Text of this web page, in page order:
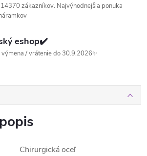
zákazníkov. Najvýhodnejšia ponuka
eshop✔️
/ vrátenie do 30.9.2026✨
Chirurgická oceľ